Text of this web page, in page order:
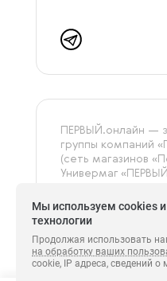
ПЕРВЫЙ.онлайн —
группы компаний
(сеть магазинов
Универмаг
оригинальная и
продукция.
Все права
Мы используем cookies
технологии
Продолжая использовать
на обработку ваших
cookie, IP адреса, сведений о местоположении, типе